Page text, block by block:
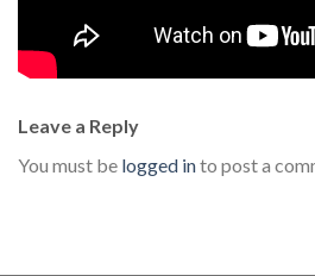
Leave a Reply
You must be logged into post a